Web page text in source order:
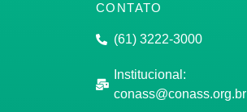
CONTATO
(61) 3222-3000
Institucional:
conass@conass.org.br